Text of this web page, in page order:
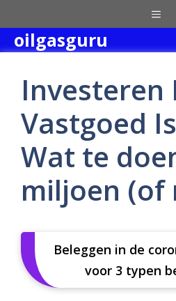
to
content
oilgasguru
Investeren
Vastgoed
Wat te
miljoen (of
Beleggen in de
voor 3 typen